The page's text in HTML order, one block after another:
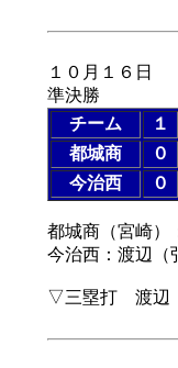
１０月１６日
準決勝
チーム
１
都城商
０
今治西
０
都城商（宮崎）
今治西：渡辺（
▽三塁打 渡辺